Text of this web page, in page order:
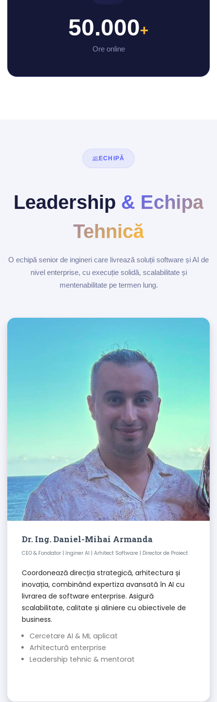
50.000+
Ore online
ECHIPĂ
Leadership & Echipa
Tehnică
O echipă senior de ingineri care livrează soluții software și AI de
nivel enterprise, cu execuție solidă, scalabilitate și
mentenabilitate pe termen lung.
Dr. Ing. Daniel-Mihai Armanda
CEO & Fondator | Inginer AI | Arhitect Software | Director de Proiect
Coordonează direcția strategică, arhitectura și
inovația, combinând expertiza avansată în AI cu
livrarea de software enterprise. Asigură
scalabilitate, calitate și aliniere cu obiectivele de
business.
Cercetare AI & ML aplicat
Arhitectură enterprise
Leadership tehnic & mentorat